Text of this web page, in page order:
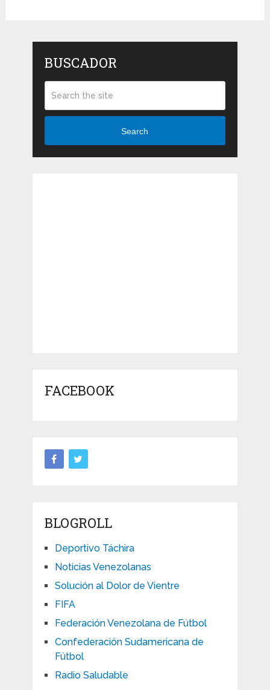
BUSCADOR
Search
FACEBOOK
BLOGROLL
Deportivo Táchira
Noticias Venezolanas
Solución al Dolor de Vientre
FIFA
Federación Venezolana de Fútbol
Confederación Sudamericana de
Fútbol
Radio Saludable